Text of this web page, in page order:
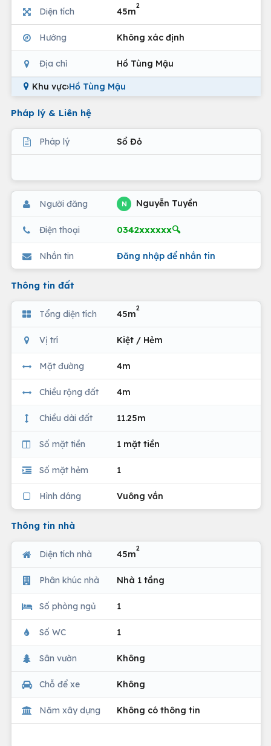
Diện tích 45m
2
Hướng Không xác định
Địa chỉ Hồ Tùng Mậu
Khu vực›Hồ Tùng Mậu
Pháp lý & Liên hệ
Pháp lý Sổ Đỏ
Người đăng N Nguyễn Tuyền
Điện thoại 0342xxxxxx🔍
Nhắn tin Đăng nhập để nhắn tin
Thông tin đất
Tổng diện tích 45m
2
Vị trí Kiệt / Hẻm
Mặt đường 4m
Chiều rộng đất 4m
Chiều dài đất 11.25m
Số mặt tiền 1 mặt tiền
Số mặt hẻm 1
Hình dáng Vuông vắn
Thông tin nhà
Diện tích nhà 45m
2
Phân khúc nhà Nhà 1 tầng
Số phòng ngủ 1
Số WC 1
Sân vườn Không
Chỗ để xe Không
Năm xây dựng Không có thông tin